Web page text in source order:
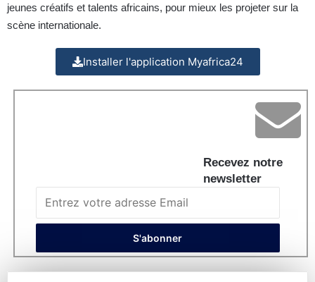
jeunes créatifs et talents africains, pour mieux les projeter sur la
scène internationale.
Installer l'application Myafrica24
Recevez notre
newsletter